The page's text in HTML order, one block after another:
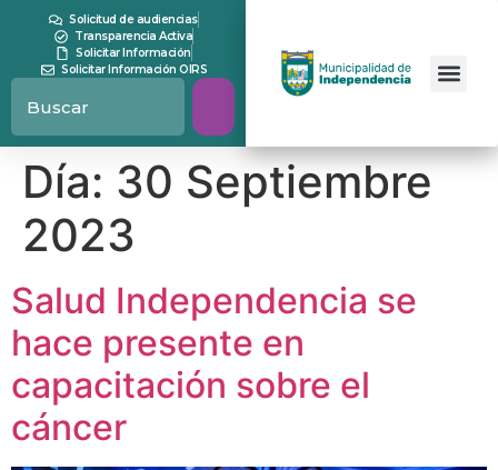
contenidoSolicitud de audiencias
Transparencia Activa
Solicitar Información
Solicitar Información OIRS
Día: 30 Septiembre
2023
Salud Independencia se
hace presente en
capacitación sobre el
cáncer